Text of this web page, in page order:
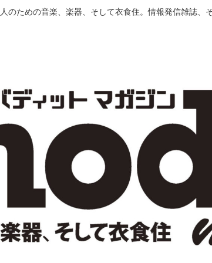
のための音楽、楽器、そして衣食住。情報発信雑誌、